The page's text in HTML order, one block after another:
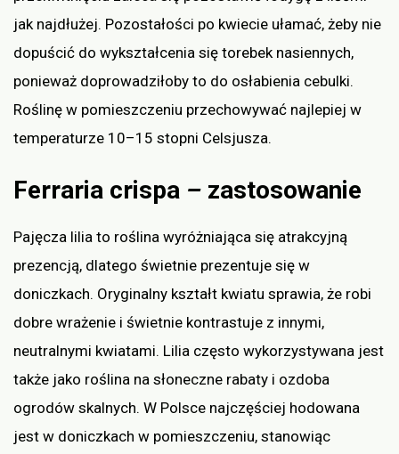
jak najdłużej. Pozostałości po kwiecie ułamać, żeby nie
dopuścić do wykształcenia się torebek nasiennych,
ponieważ doprowadziłoby to do osłabienia cebulki.
Roślinę w pomieszczeniu przechowywać najlepiej w
temperaturze 10–15 stopni Celsjusza.
Ferraria crispa – zastosowanie
Pajęcza lilia to roślina wyróżniająca się atrakcyjną
prezencją, dlatego świetnie prezentuje się w
doniczkach. Oryginalny kształt kwiatu sprawia, że robi
dobre wrażenie i świetnie kontrastuje z innymi,
neutralnymi kwiatami. Lilia często wykorzystywana jest
także jako roślina na słoneczne rabaty i ozdoba
ogrodów skalnych. W Polsce najczęściej hodowana
jest w doniczkach w pomieszczeniu, stanowiąc